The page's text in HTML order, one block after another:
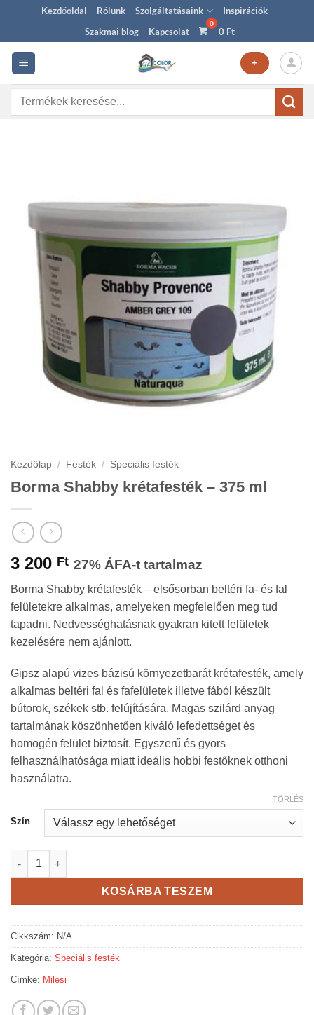
content
Kezdőoldal Rólunk Szolgáltatásaink
Inspirációk
Szakmai blog
Kapcsolat 0 Ft
+
Keresés
Kezdőlap / Festék / Speciális festék
Borma Shabby krétafesték – 375 ml
3 200 Ft 27% ÁFA-t tartalmaz
Borma Shabby krétafesték – elsősorban beltéri fa- és fal
felületekre alkalmas, amelyeken megfelelően meg tud
tapadni. Nedvességhatásnak gyakran kitett felületek
kezelésére nem ajánlott.
Gipsz alapú vizes bázisú környezetbarát krétafesték, amely
alkalmas beltéri fal és fafelületek illetve fából készült
bútorok, székek stb. felújítására. Magas szilárd anyag
tartalmának köszönhetően kiváló lefedettséget és
homogén felület biztosít. Egyszerű és gyors
felhasználhatósága miatt ideális hobbi festőknek otthoni
használatra.
Szín
TÖRLÉS
Borma Shabby krétafesték - 375 ml mennyiség
KOSÁRBA TESZEM
Cikkszám: N/A
Kategória: Speciális festék
Címke: Milesi